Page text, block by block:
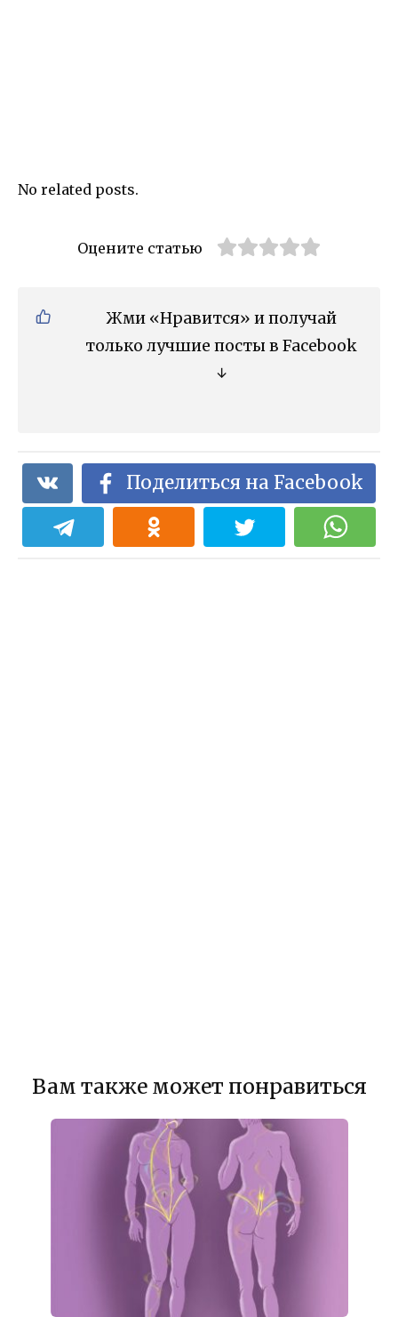
No related posts.
Оцените статью
Жми «Нравится» и получай
только лучшие посты в Facebook
↓
Поделиться на Facebook
Вам также может понравиться